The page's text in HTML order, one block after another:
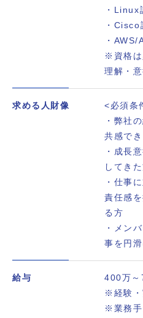
・Linux
・Cisco
・
※資格は
理解・
求める人財像
<必須条
・弊社
共感で
・成長
してき
・仕事
責任感
る方
・メン
事を円
給与
400万～
※経験・
※業務